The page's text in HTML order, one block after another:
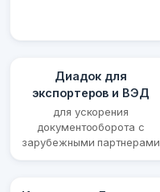
Диадок для
экспортеров и ВЭД
для ускорения
документооборота с
зарубежными партнерами